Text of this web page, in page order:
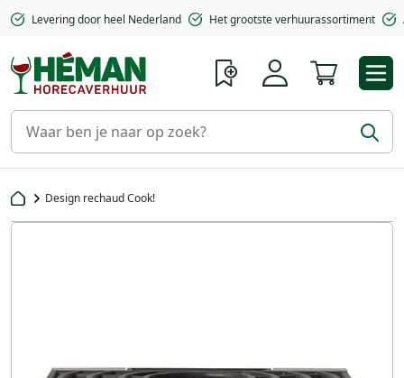
Levering door heel Nederland Het grootste verhuurassortiment
Design rechaud Cook!